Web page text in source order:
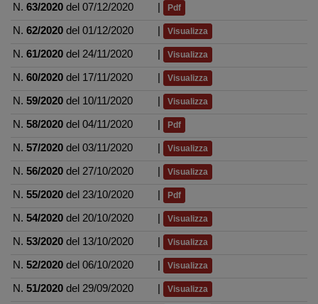
N. 63/2020 del 07/12/2020 Pdf
N. 62/2020 del 01/12/2020 Visualizza
N. 61/2020 del 24/11/2020 Visualizza
N. 60/2020 del 17/11/2020 Visualizza
N. 59/2020 del 10/11/2020 Visualizza
N. 58/2020 del 04/11/2020 Pdf
N. 57/2020 del 03/11/2020 Visualizza
N. 56/2020 del 27/10/2020 Visualizza
N. 55/2020 del 23/10/2020 Pdf
N. 54/2020 del 20/10/2020 Visualizza
N. 53/2020 del 13/10/2020 Visualizza
N. 52/2020 del 06/10/2020 Visualizza
N. 51/2020 del 29/09/2020 Visualizza